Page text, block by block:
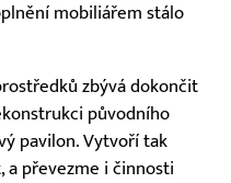
mobiliářem stálo
zbývá dokončit
původního
pavilon. Vytvoří tak
a převezme i činnosti